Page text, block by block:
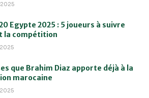
Egypte 2025 : 5 joueurs à suivre
la compétition
que Brahim Diaz apporte déjà à la
marocaine